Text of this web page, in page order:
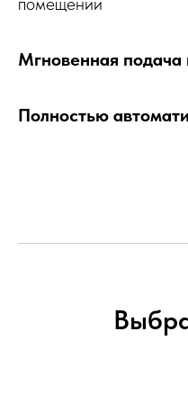
Мгновенная подача
Полностью